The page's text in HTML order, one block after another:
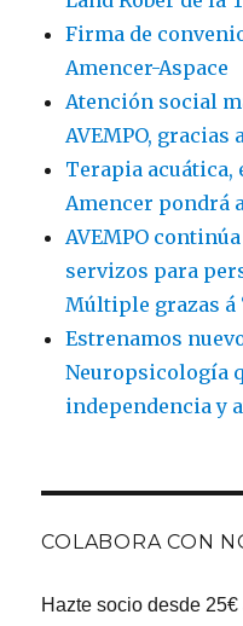
Firma de
Amencer-Aspace
Atención social
AVEMPO, gracias
Terapia acuática,
Amencer pondrá
AVEMPO
servizos para
Múltiple grazas á
Estrenamos
Neuropsicología
independencia y
COLABORA CON
Hazte socio desde